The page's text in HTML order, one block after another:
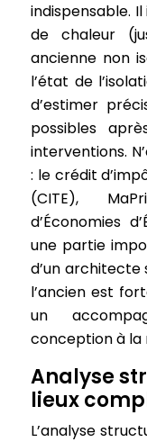
indispensable.
de chaleur
ancienne non
l’état de
d’estimer
possibles
interventions.
: le crédit
(CITE),
d’Économies
une partie
d’un architecte
l’ancien est
un
conception à la
Analyse
lieux
L’analyse